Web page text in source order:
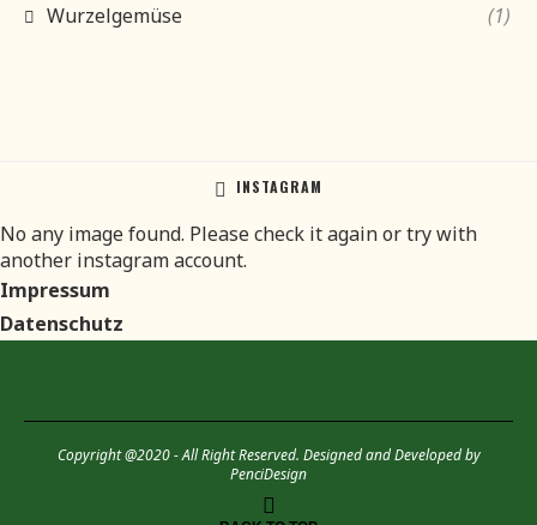
Wurzelgemüse (1)
INSTAGRAM
No any image found. Please check it again or try with
another instagram account.
Impressum
Datenschutz
Copyright @2020 - All Right Reserved. Designed and Developed by
PenciDesign